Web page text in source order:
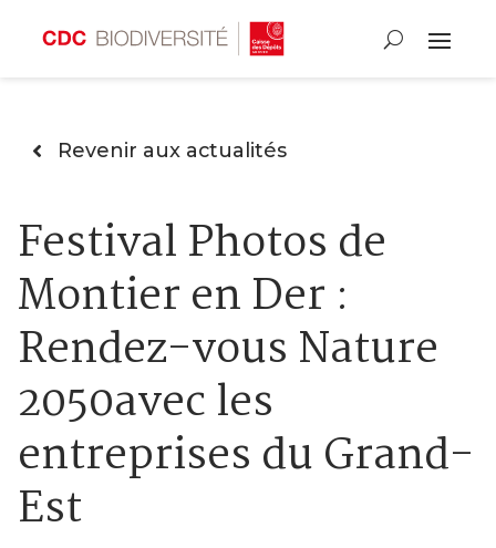
Revenir aux actualités
Festival Photos de
Montier en Der :
Rendez-vous Nature
2050avec les
entreprises du Grand-
Est